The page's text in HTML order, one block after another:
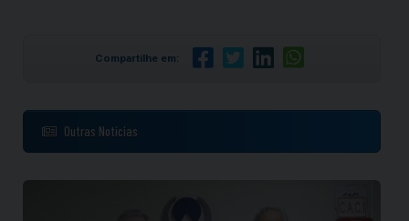
Compartilhe em:
Outras Notícias